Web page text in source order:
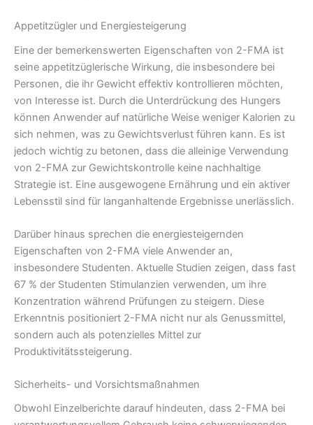
Appetitzügler und Energiesteigerung
Eine der bemerkenswerten Eigenschaften von 2-FMA ist
seine appetitzüglerische Wirkung, die insbesondere bei
Personen, die ihr Gewicht effektiv kontrollieren möchten,
von Interesse ist. Durch die Unterdrückung des Hungers
können Anwender auf natürliche Weise weniger Kalorien zu
sich nehmen, was zu Gewichtsverlust führen kann. Es ist
jedoch wichtig zu betonen, dass die alleinige Verwendung
von 2-FMA zur Gewichtskontrolle keine nachhaltige
Strategie ist. Eine ausgewogene Ernährung und ein aktiver
Lebensstil sind für langanhaltende Ergebnisse unerlässlich.
Darüber hinaus sprechen die energiesteigernden
Eigenschaften von 2-FMA viele Anwender an,
insbesondere Studenten. Aktuelle Studien zeigen, dass fast
67 % der Studenten Stimulanzien verwenden, um ihre
Konzentration während Prüfungen zu steigern. Diese
Erkenntnis positioniert 2-FMA nicht nur als Genussmittel,
sondern auch als potenzielles Mittel zur
Produktivitätssteigerung.
Sicherheits- und Vorsichtsmaßnahmen
Obwohl Einzelberichte darauf hindeuten, dass 2-FMA bei